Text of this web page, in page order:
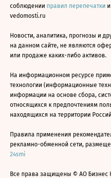
соблюдении правил перепечатки
vedomosti.ru
Новости, аналитика, прогнозы и
на данном сайте, не являются
или продаже каких-либо активов.
На информационном ресурсе
технологии (информационные
информации на основе сбора,
относящихся к предпочтениям
находящихся на территории
Правила применения
рекламно-обменной сети,
24smi
Все права защищены © АО